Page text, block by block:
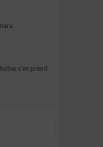
s’en prend